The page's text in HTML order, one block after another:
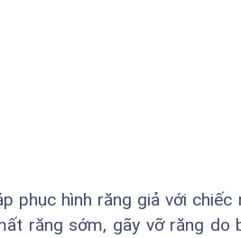
phục hình răng giả với chiếc
răng sớm, gãy vỡ răng do